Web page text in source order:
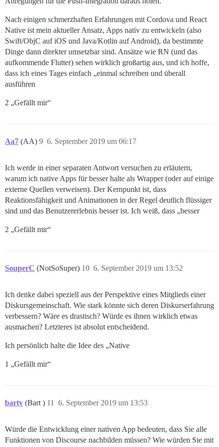
Nach einigen schmerzhaften Erfahrungen mit Cordova und React
Native ist mein aktueller Ansatz, Apps nativ zu entwickeln (also
Swift/ObjC auf iOS und Java/Kotlin auf Android), da bestimmte
Dinge dann direkter umsetzbar sind. Ansätze wie RN (und das
aufkommende Flutter) sehen wirklich großartig aus, und ich hoffe,
dass ich eines Tages einfach „einmal schreiben und überall
ausführen
2 „Gefällt mir“
Aa7 (AA) 6. September 2019 um 06:17
9
Ich werde in einer separaten Antwort versuchen zu erläutern,
warum ich native Apps für besser halte als Wrapper (oder auf einige
externe Quellen verweisen). Der Kernpunkt ist, dass
Reaktionsfähigkeit und Animationen in der Regel deutlich flüssiger
sind und das Benutzererlebnis besser ist. Ich weiß, dass „besser
2 „Gefällt mir“
SouperC (NotSoSuper) 6. September 2019 um 13:52
10
Ich denke dabei speziell aus der Perspektive eines Mitglieds einer
Diskursgemeinschaft. Wie stark könnte sich deren Diskurserfahrung
verbessern? Wäre es drastisch? Würde es ihnen wirklich etwas
ausmachen? Letzteres ist absolut entscheidend.
Ich persönlich halte die Idee des „Native
1 „Gefällt mir“
bartv (Bart ) 6. September 2019 um 13:53
11
Würde die Entwicklung einer nativen App bedeuten, dass Sie alle
Funktionen von Discourse nachbilden müssen? Wie würden Sie mit